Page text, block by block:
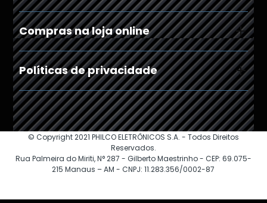
Compras na loja online
Políticas de privacidade
© Copyright 2021 PHILCO ELETRÔNICOS S.A. - Todos Direitos
Reservados.
Rua Palmeira do Miriti, N° 287 - Gilberto Maestrinho - CEP: 69.075-
215 Manaus – AM - CNPJ: 11.283.356/0002-87